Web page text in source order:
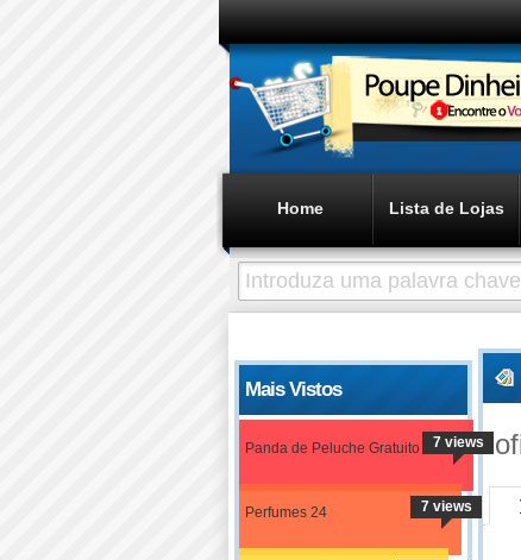
Home Lista de Lojas
Mais Vistos
Panda de Peluche Gratuito 7 views
Perfumes 24 7 views